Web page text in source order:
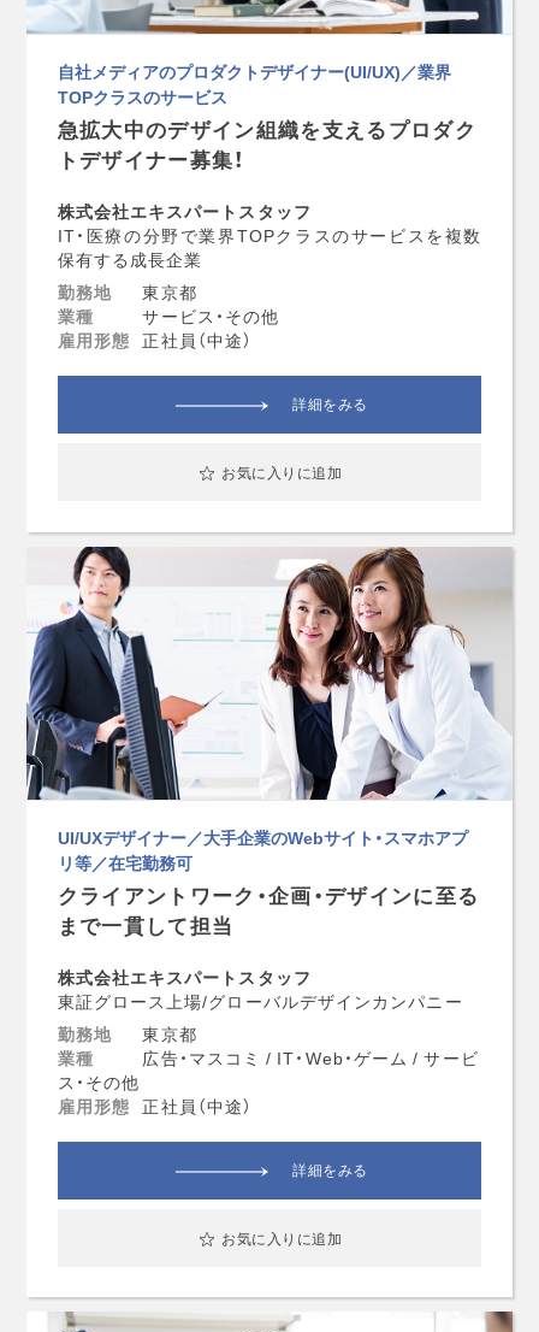
自社メディアのプロダクトデザイナー(UI/UX)／業界
TOPクラスのサービス
急拡大中のデザイン組織を支えるプロダク
トデザイナー募集！
株式会社エキスパートスタッフ
IT・医療の分野で業界TOPクラスのサービスを複数
保有する成長企業
勤務地
東京都
業種
サービス・その他
雇用形態 正社員（中途）
詳細をみる
お気に入りに追加
UI/UXデザイナー／大手企業のWebサイト・スマホアプ
リ等／在宅勤務可
クライアントワーク・企画・デザインに至る
まで一貫して担当
株式会社エキスパートスタッフ
東証グロース上場/グローバルデザインカンパニー
勤務地
東京都
業種
広告・マスコミ / IT・Web・ゲーム / サービ
ス・その他
雇用形態 正社員（中途）
詳細をみる
お気に入りに追加